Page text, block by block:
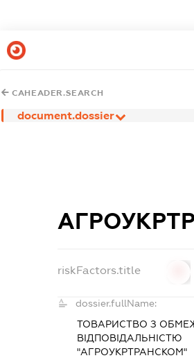
CAHEADER.SEARCH
document.dossier
riskFactors.title
dossier.fullName:
ТОВАРИСТВО З
ВІДПОВІДАЛЬНІСТЮ
"АГРОУКРТРАНСКОМ"